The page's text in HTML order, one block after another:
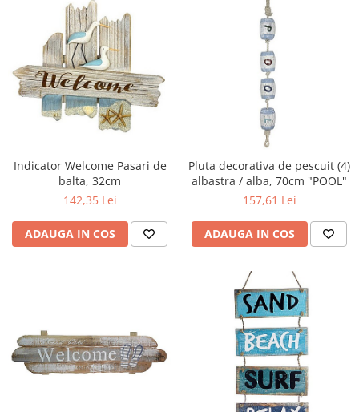
Indicator Welcome Pasari de
balta, 32cm
142,35 Lei
ADAUGA IN COS
Pluta decorativa de pescuit (4)
albastra / alba, 70cm "POOL"
157,61 Lei
ADAUGA IN COS